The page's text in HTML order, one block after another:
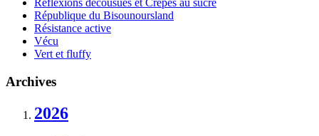
Réflexions décousues et Crêpes au sucre
République du Bisounoursland
Résistance active
Vécu
Vert et fluffy
Archives
2026